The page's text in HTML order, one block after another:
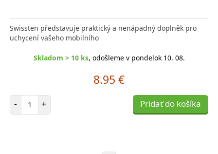
Swissten představuje praktický a nenápadný doplněk pro
uchycení vašeho mobilního
Skladom > 10 ks, odošleme v pondelok 10. 08.
8.95 €
- Počet položiek
+ Pridať do košíka